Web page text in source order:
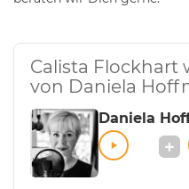
Calista Flockhart
von Daniela
Daniela